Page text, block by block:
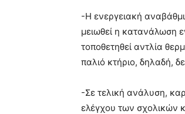
-Η ενεργειακή
μειωθεί η κατανάλωση
τοποθετηθεί αντλία
παλιό κτήριο, δηλαδή,
-Σε τελική ανάλυση,
ελέγχου των σχολικών